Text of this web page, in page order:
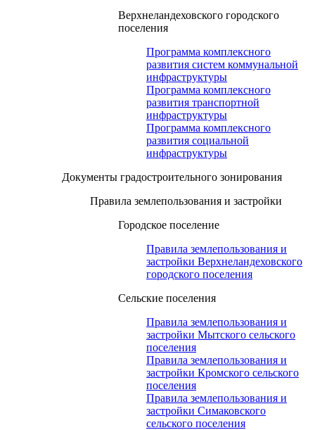
Верхнеландеховского городского
поселения
Программа комплексного
развития систем коммунальной
инфраструктуры
Программа комплексного
развития транспортной
инфраструктуры
Программа комплексного
развития социальной
инфраструктуры
Документы градостроительного зонирования
Правила землепользования и застройки
Городское поселение
Правила землепользования и
застройки Верхнеландеховского
городского поселения
Сельские поселения
Правила землепользования и
застройки Мытского сельского
поселения
Правила землепользования и
застройки Кромского сельского
поселения
Правила землепользования и
застройки Симаковского
сельского поселения